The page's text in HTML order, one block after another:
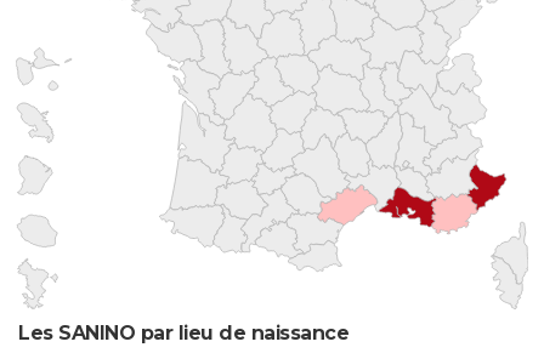
Les SANINO par lieu de naissance